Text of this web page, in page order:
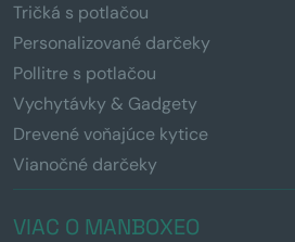
Tričká s potlačou
Personalizované darčeky
Pollitre s potlačou
Vychytávky & Gadgety
Drevené voňajúce kytice
Vianočné darčeky
VIAC O MANBOXEO